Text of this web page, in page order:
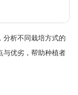
分析不同栽培方式的
与优劣，帮助种植者